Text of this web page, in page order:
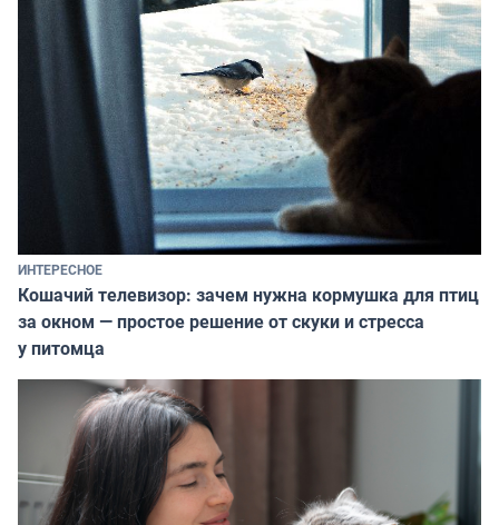
ИНТЕРЕСНОЕ
Кошачий телевизор: зачем нужна кормушка для птиц
за окном — простое решение от скуки и стресса
у питомца